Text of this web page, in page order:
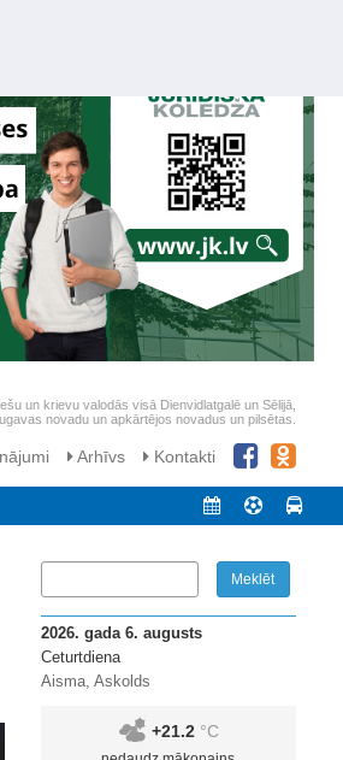
un krievu valodās visā Dienvidlatgalē un Sēlijā,
novadu un apkārtējos novadus un pilsētas.
Arhīvs Kontakti
2026. gada 6. augusts
Ceturtdiena
Aisma, Askolds
+21.2 °C